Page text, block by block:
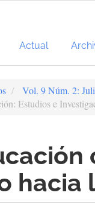
Actual
Vol. 9 Núm. 2:
Estudios e
hacia